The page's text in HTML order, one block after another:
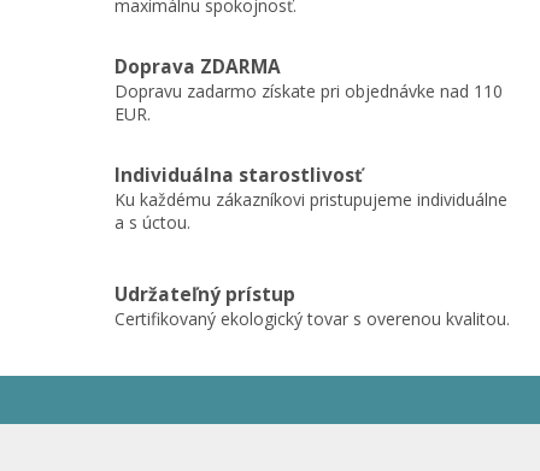
maximálnu spokojnosť.
Doprava ZDARMA
Dopravu zadarmo získate pri objednávke nad 110
EUR.
Individuálna starostlivosť
Ku každému zákazníkovi pristupujeme individuálne
a s úctou.
Udržateľný prístup
Certifikovaný ekologický tovar s overenou kvalitou.